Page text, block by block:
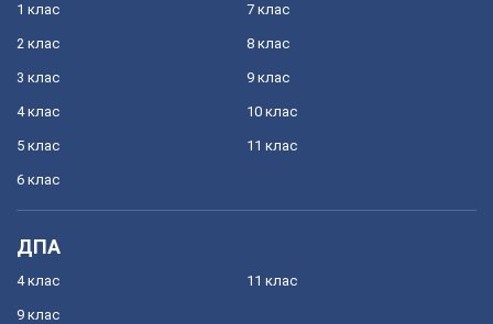
1 клас
2 клас
3 клас
4 клас
5 клас
6 клас
7 клас
8 клас
9 клас
10 клас
11 клас
ДПА
4 клас
9 клас
11 клас